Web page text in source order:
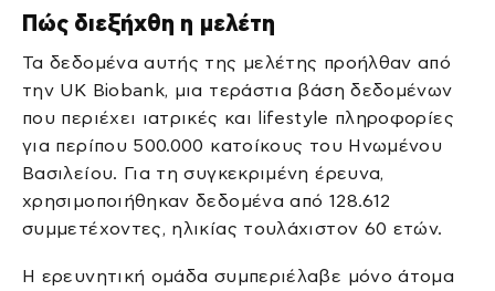
Πώς διεξήχθη η μελέτη
Τα δεδομένα αυτής της μελέτης προήλθαν από
την UK Biobank, μια τεράστια βάση δεδομένων
που περιέχει ιατρικές και lifestyle πληροφορίες
για περίπου 500.000 κατοίκους του Ηνωμένου
Βασιλείου. Για τη συγκεκριμένη έρευνα,
χρησιμοποιήθηκαν δεδομένα από 128.612
συμμετέχοντες, ηλικίας τουλάχιστον 60 ετών.
Η ερευνητική ομάδα συμπεριέλαβε μόνο άτομα